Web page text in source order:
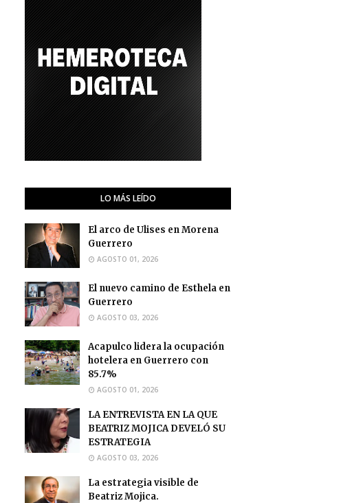
LO MÁS LEÍDO
El arco de Ulises en Morena
Guerrero
AGOSTO 01, 2026
El nuevo camino de Esthela en
Guerrero
AGOSTO 03, 2026
Acapulco lidera la ocupación
hotelera en Guerrero con
85.7%
AGOSTO 01, 2026
LA ENTREVISTA EN LA QUE
BEATRIZ MOJICA DEVELÓ SU
ESTRATEGIA
AGOSTO 03, 2026
La estrategia visible de
Beatriz Mojica.